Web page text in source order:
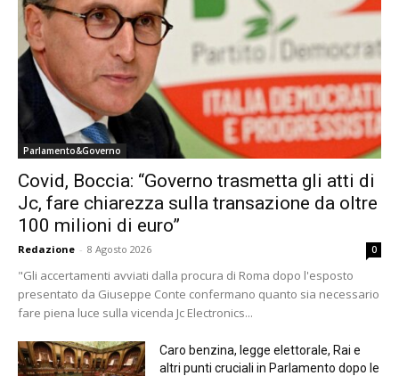
Parlamento&Governo
Covid, Boccia: “Governo trasmetta gli atti di
Jc, fare chiarezza sulla transazione da oltre
100 milioni di euro”
Redazione - 8 Agosto 2026 0
"Gli accertamenti avviati dalla procura di Roma dopo l'esposto
presentato da Giuseppe Conte confermano quanto sia necessario
fare piena luce sulla vicenda Jc Electronics...
Caro benzina, legge elettorale, Rai e
altri punti cruciali in Parlamento dopo le